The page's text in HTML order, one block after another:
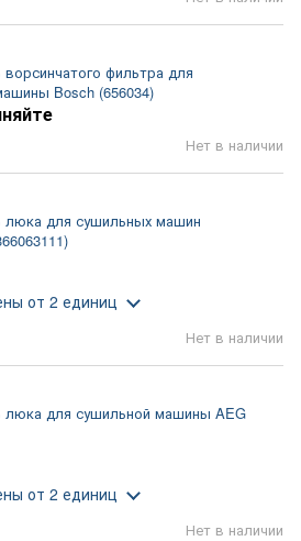
ворсинчатого фильтра для
Bosch (656034)
Нет в наличии
люка для сушильных машин
Нет в наличии
от 2 единиц
люка для сушильной машины AEG
Нет в наличии
от 2 единиц